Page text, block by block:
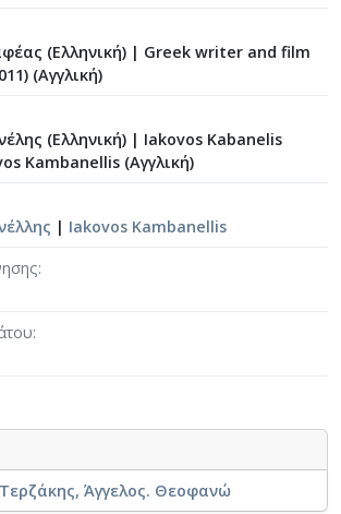
(Ελληνική) | Greek writer and film
(Αγγλική)
(Ελληνική) | Iakovos Kabanelis
Kambanellis (Αγγλική)
| Iakovos Kambanellis
Τερζάκης, Άγγελος. Θεοφανώ